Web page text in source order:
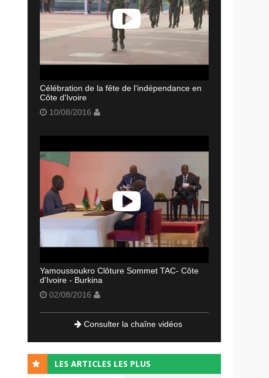
Célébration de la fête de l'indépendance en
Côte d'Ivoire
10/08/2016
Yamoussoukro Clôture Sommet TAC- Côte
d'Ivoire - Burkina
02/08/2016
Consulter la chaîne vidéos
LES ARTICLES LES PLUS